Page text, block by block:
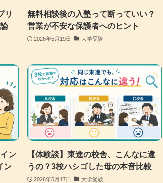
リ
無料相談後の入塾って断っていい？
営業が不安な保護者へのヒント
2026年5月19日 大学受験
ン
ン
【体験談】東進の校舎、こんなに違
うの？3校ハシゴした母の本音比較
2026年5月17日 大学受験